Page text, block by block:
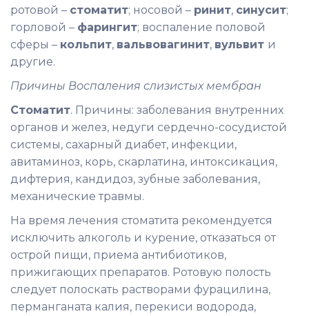
ротовой – стоматит; носовой – ринит, синусит;
горловой – фарингит; воспаление половой
сферы – кольпит, вальвовагинит, вульвит и
другие.
Причины Воспаления слизистых мембран
Стоматит. Причины: заболевания внутренних
органов и желез, недуги сердечно-сосудистой
системы, сахарный диабет, инфекции,
авитаминоз, корь, скарлатина, интоксикация,
дифтерия, кандидоз, зубные заболевания,
механические травмы.
На время лечения стоматита рекомендуется
исключить алкоголь и курение, отказаться от
острой пищи, приема антибиотиков,
прижигающих препаратов. Ротовую полость
следует полоскать растворами фурацилина,
перманганата калия, перекиси водорода,